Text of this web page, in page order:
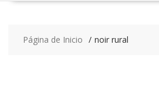
Página de Inicio noir rural